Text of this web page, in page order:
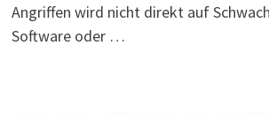
Angriffen wird nicht direkt auf
Software oder …